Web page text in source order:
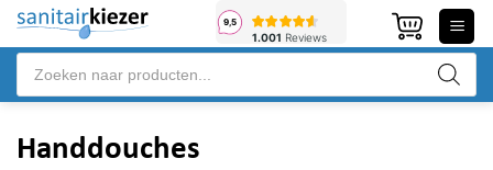
Ga
inhoud
Producten
zoeken
Handdouches